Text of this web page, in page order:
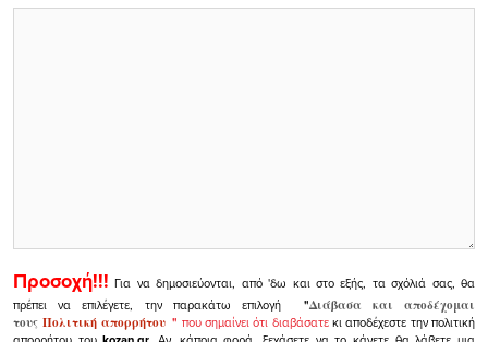
Προσοχή!!! Για να δημοσιεύονται, από 'δω και στο εξής, τα σχόλιά σας, θα
πρέπει να επιλέγετε, την παρακάτω επιλογή
"Διάβασα και αποδέχομαι
τουςΠολιτική απορρήτου" που σημαίνει ότι διαβάσατεκι αποδέχεστε την πολιτική